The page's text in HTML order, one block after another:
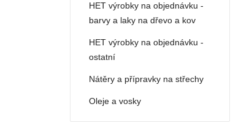
HET výrobky na objednávku -
barvy a laky na dřevo a kov
HET výrobky na objednávku -
ostatní
Nátěry a přípravky na střechy
Oleje a vosky